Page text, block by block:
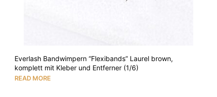
Everlash Bandwimpern “Flexibands” Laurel brown,
komplett mit Kleber und Entferner (1/6)
READ MORE